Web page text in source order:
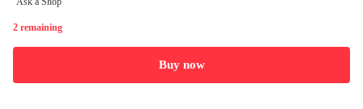
2 remaining
Buy now